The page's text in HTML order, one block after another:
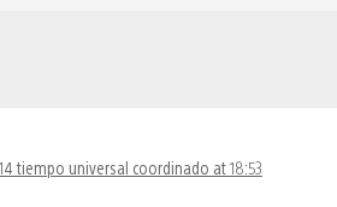
tiempo universal coordinado at 18:53